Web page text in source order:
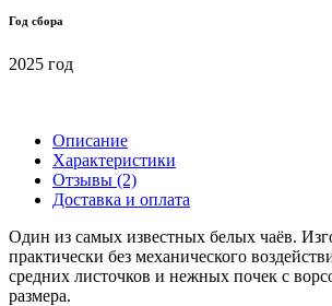
Год сбора
2025 год
Описание
Характеристики
Отзывы (2)
Доставка и оплата
Один из самых известных белых чаёв.
практически без механического
средних листочков и нежных почек с
размера.